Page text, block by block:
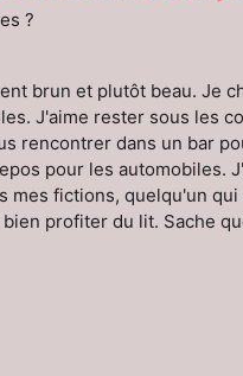
?
brun et plutôt beau. Je
J'aime rester sous les
rencontrer dans un bar
pour les automobiles.
fictions, quelqu'un
profiter du lit. Sache